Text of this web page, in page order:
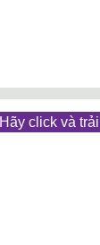
Hãy click và